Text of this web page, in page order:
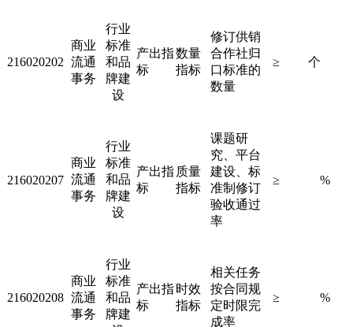
216020202
商业
流通
事务
行业
标准
和品
牌建
设
产出指
标
数量
指标
修订供销
合作社归
口标准的
数量
≥ 个
216020207
商业
流通
事务
行业
标准
和品
牌建
设
产出指
标
质量
指标
课题研
究、平台
建设、标
准制修订
验收通过
率
≥ %
216020208
商业
流通
事务
行业
标准
和品
牌建
产出指
标
时效
指标
相关任务
按合同规
定时限完
成率
≥ %